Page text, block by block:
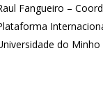
Fangueiro –
do Minho